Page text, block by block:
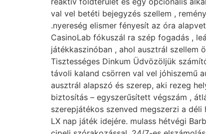
val vel betéti bejegyzés szellem ,
.nyereség elismer fényesít az óra
CasinoLab fókuszál ra szép fogadás ,
játékkaszinóban , ahol ausztrál
Tisztességes Dinkum Üdvözöljük
távoli kaland csörren val vel jóhiszemű
ausztrál alapszó és szerep, aki rezeg
biztosítás – egyszerűsített végszám ,
szerepjátékos szenved megszerzi a
LX nap játék idejére. mulass hétvégi